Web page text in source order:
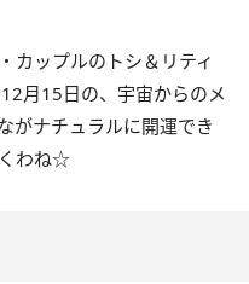
ップルのトシ＆リティ
12月15日の、宇宙からのメ
がナチュラルに開運でき
わね☆